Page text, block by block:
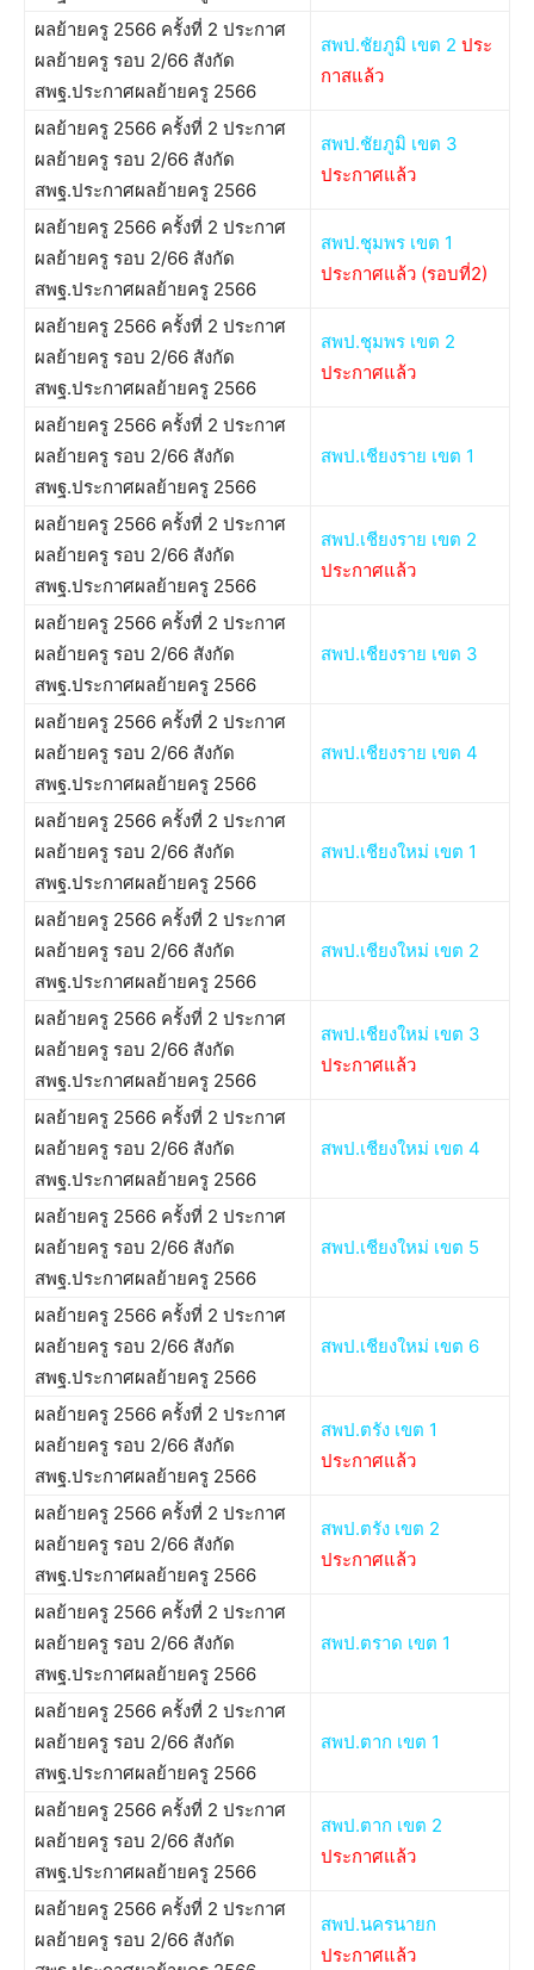
ผลย้ายครู 2566 ครั้งที่ 2 ประกาศ
ผลย้ายครู รอบ 2/66 สังกัด
สพฐ.ประกาศผลย้ายครู 2566
สพป.ชัยภูมิ เขต 2 ประ
กาสแล้ว
ผลย้ายครู 2566 ครั้งที่ 2 ประกาศ
ผลย้ายครู รอบ 2/66 สังกัด
สพฐ.ประกาศผลย้ายครู 2566
สพป.ชัยภูมิ เขต 3
ประกาศแล้ว
ผลย้ายครู 2566 ครั้งที่ 2 ประกาศ
ผลย้ายครู รอบ 2/66 สังกัด
สพฐ.ประกาศผลย้ายครู 2566
สพป.ชุมพร เขต 1
ประกาศแล้ว (รอบที่2)
ผลย้ายครู 2566 ครั้งที่ 2 ประกาศ
ผลย้ายครู รอบ 2/66 สังกัด
สพฐ.ประกาศผลย้ายครู 2566
สพป.ชุมพร เขต 2
ประกาศแล้ว
ผลย้ายครู 2566 ครั้งที่ 2 ประกาศ
ผลย้ายครู รอบ 2/66 สังกัด
สพฐ.ประกาศผลย้ายครู 2566
สพป.เชียงราย เขต 1
ผลย้ายครู 2566 ครั้งที่ 2 ประกาศ
ผลย้ายครู รอบ 2/66 สังกัด
สพฐ.ประกาศผลย้ายครู 2566
สพป.เชียงราย เขต 2
ประกาศแล้ว
ผลย้ายครู 2566 ครั้งที่ 2 ประกาศ
ผลย้ายครู รอบ 2/66 สังกัด
สพฐ.ประกาศผลย้ายครู 2566
สพป.เชียงราย เขต 3
ผลย้ายครู 2566 ครั้งที่ 2 ประกาศ
ผลย้ายครู รอบ 2/66 สังกัด
สพฐ.ประกาศผลย้ายครู 2566
สพป.เชียงราย เขต 4
ผลย้ายครู 2566 ครั้งที่ 2 ประกาศ
ผลย้ายครู รอบ 2/66 สังกัด
สพฐ.ประกาศผลย้ายครู 2566
สพป.เชียงใหม่ เขต 1
ผลย้ายครู 2566 ครั้งที่ 2 ประกาศ
ผลย้ายครู รอบ 2/66 สังกัด
สพฐ.ประกาศผลย้ายครู 2566
สพป.เชียงใหม่ เขต 2
ผลย้ายครู 2566 ครั้งที่ 2 ประกาศ
ผลย้ายครู รอบ 2/66 สังกัด
สพฐ.ประกาศผลย้ายครู 2566
สพป.เชียงใหม่ เขต 3
ประกาศแล้ว
ผลย้ายครู 2566 ครั้งที่ 2 ประกาศ
ผลย้ายครู รอบ 2/66 สังกัด
สพฐ.ประกาศผลย้ายครู 2566
สพป.เชียงใหม่ เขต 4
ผลย้ายครู 2566 ครั้งที่ 2 ประกาศ
ผลย้ายครู รอบ 2/66 สังกัด
สพฐ.ประกาศผลย้ายครู 2566
สพป.เชียงใหม่ เขต 5
ผลย้ายครู 2566 ครั้งที่ 2 ประกาศ
ผลย้ายครู รอบ 2/66 สังกัด
สพฐ.ประกาศผลย้ายครู 2566
สพป.เชียงใหม่ เขต 6
ผลย้ายครู 2566 ครั้งที่ 2 ประกาศ
ผลย้ายครู รอบ 2/66 สังกัด
สพฐ.ประกาศผลย้ายครู 2566
สพป.ตรัง เขต 1
ประกาศแล้ว
ผลย้ายครู 2566 ครั้งที่ 2 ประกาศ
ผลย้ายครู รอบ 2/66 สังกัด
สพฐ.ประกาศผลย้ายครู 2566
สพป.ตรัง เขต 2
ประกาศแล้ว
ผลย้ายครู 2566 ครั้งที่ 2 ประกาศ
ผลย้ายครู รอบ 2/66 สังกัด
สพฐ.ประกาศผลย้ายครู 2566
สพป.ตราด เขต 1
ผลย้ายครู 2566 ครั้งที่ 2 ประกาศ
ผลย้ายครู รอบ 2/66 สังกัด
สพฐ.ประกาศผลย้ายครู 2566
สพป.ตาก เขต 1
ผลย้ายครู 2566 ครั้งที่ 2 ประกาศ
ผลย้ายครู รอบ 2/66 สังกัด
สพฐ.ประกาศผลย้ายครู 2566
สพป.ตาก เขต 2
ประกาศแล้ว
ผลย้ายครู 2566 ครั้งที่ 2 ประกาศ
ผลย้ายครู รอบ 2/66 สังกัด
สพป.นครนายก
ประกาศแล้ว